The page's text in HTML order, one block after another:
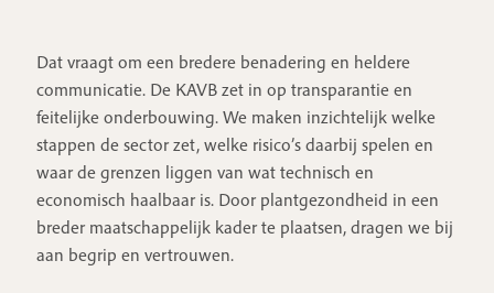
Dat vraagt om een bredere benadering en heldere
communicatie. De KAVB zet in op transparantie en
feitelijke onderbouwing. We maken inzichtelijk welke
stappen de sector zet, welke risico’s daarbij spelen en
waar de grenzen liggen van wat technisch en
economisch haalbaar is. Door plantgezondheid in een
breder maatschappelijk kader te plaatsen, dragen we bij
aan begrip en vertrouwen.